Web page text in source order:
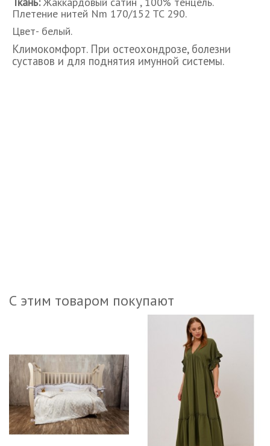
Плетение нитей Nm 170/152 TC 290.
Цвет- белый.
Климокомфорт. При остеохондрозе, болезни
суставов и для поднятия имунной системы.
С этим товаром покупают